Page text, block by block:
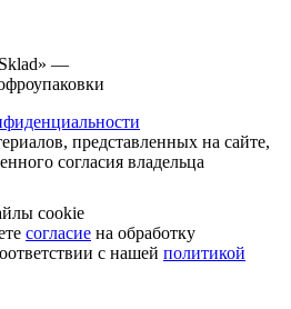
—
представленных на сайте,
согласия владельца
cookie
согласие на обработку
с нашей политикой